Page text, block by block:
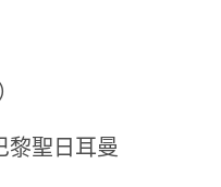
聖日耳曼